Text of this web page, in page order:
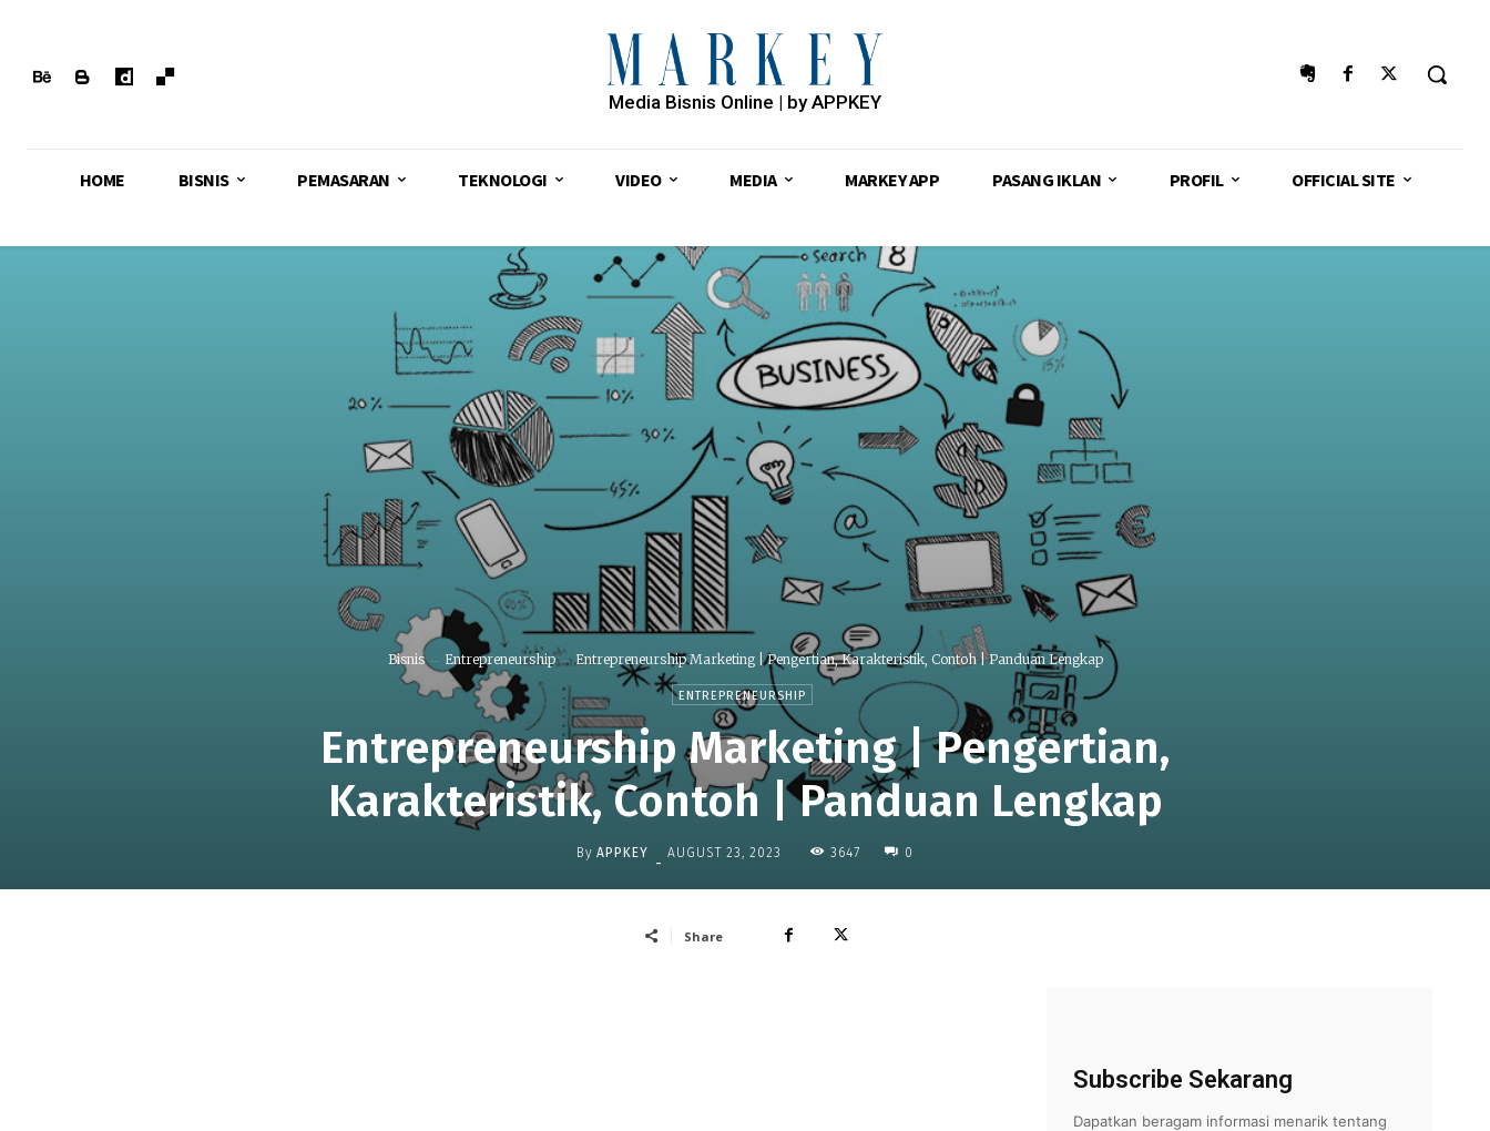
Media Bisnis Online | by APPKEY
HOME BISNIS PEMASARAN TEKNOLOGI VIDEO MEDIA MARKEY APP PASANG IKLAN PROFIL OFFICIAL SITE
Bisnis Entrepreneurship Entrepreneurship Marketing | Pengertian, Karakteristik, Contoh | Panduan Lengkap
ENTREPRENEURSHIP
Entrepreneurship Marketing | Pengertian,
Karakteristik, Contoh | Panduan Lengkap
By APPKEY - AUGUST 23, 2023 3647 0
Share
Subscribe Sekarang
Dapatkan beragam informasi menarik tentang